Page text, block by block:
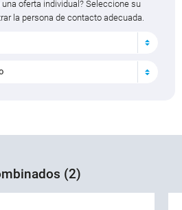
oferta individual? Seleccione su
la persona de contacto adecuada.
(2)